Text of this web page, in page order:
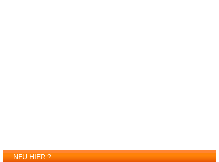
NEU HIER ?